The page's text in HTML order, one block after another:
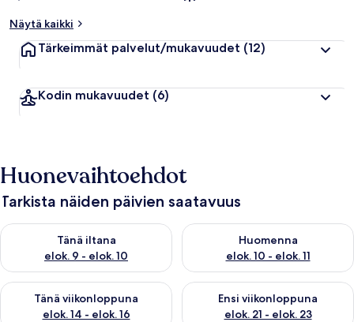
Näytä kaikki
Tärkeimmät palvelut/mukavuudet (12)
Kodin mukavuudet (6)
Huonevaihtoehdot
Tarkista näiden päivien saatavuus
Tänä iltana
elok. 9 - elok. 10
Tarkista tämän illan saatavuus elok. 9 - elok. 10
Huomenna
elok. 10 - elok. 11
Tarkista huomisen saatavuus
Tänä viikonloppuna
elok. 14 - elok. 16
Tarkista tämän viikonlopun saatavuus elok. 14 - elok. 16
Ensi viikonloppuna
elok. 21 - elok. 23
Tarkista ensi viikonlopun